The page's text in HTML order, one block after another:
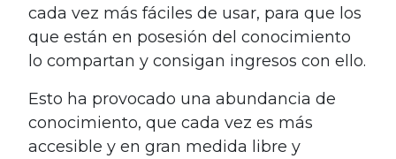
cada vez más fáciles de usar, para que los
que están en posesión del conocimiento
lo compartan y consigan ingresos con ello.
Esto ha provocado una abundancia de
conocimiento, que cada vez es más
accesible y en gran medida libre y